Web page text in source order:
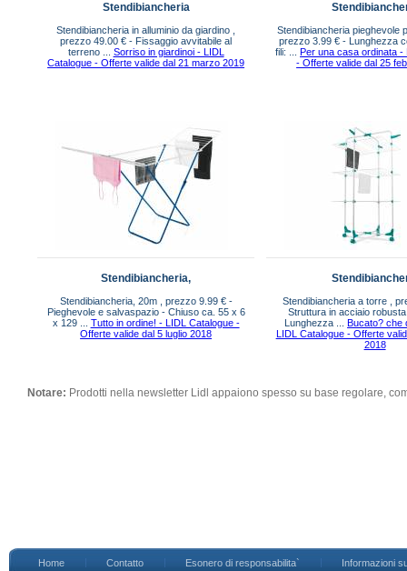
Stendibiancheria
Stendibiancheria in alluminio da giardino ,
prezzo 49.00 € - Fissaggio avvitabile al
terreno ... Sorriso in giardinoi - LIDL
Catalogue - Offerte valide dal 21 marzo 2019
Stendibiancheria pieghevole
prezzo 3.99 € - Lunghezza
fili: ...Per una casa ordinata -
- Offerte valide dal 25
Stendibiancheria,
Stendibiancheria, 20m , prezzo 9.99 € -
Pieghevole e salvaspazio - Chiuso ca. 55 x 6
x 129 ... Tutto in ordine! - LIDL Catalogue -
Offerte valide dal 5 luglio 2018
Stendibiancheria a torre ,
Struttura in acciaio
Lunghezza ...Bucato? che
LIDL Catalogue - Offerte
2018
Notare: Prodotti nella newsletter Lidl appaiono spesso su base regolare,
Home Contatto Esonero di responsabilita` Informazioni